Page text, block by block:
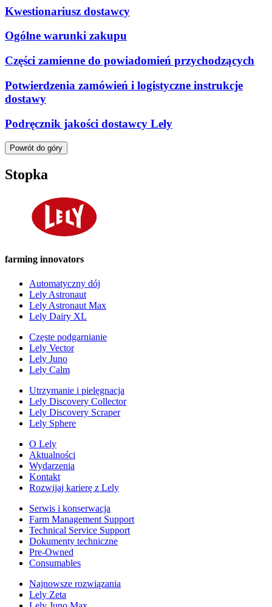
Kwestionariusz dostawcy
Ogólne warunki zakupu
Części zamienne do powiadomień przychodzących
Potwierdzenia zamówień i logistyczne instrukcje
dostawy
Podręcznik jakości dostawcy Lely
Powrót do góry
Stopka
farming innovators
Automatyczny dój
Lely Astronaut
Lely Astronaut Max
Lely Dairy XL
Częste podgarnianie
Lely Vector
Lely Juno
Lely Calm
Utrzymanie i pielęgnacja
Lely Discovery Collector
Lely Discovery Scraper
Lely Sphere
O Lely
Aktualności
Wydarzenia
Kontakt
Rozwijaj karierę z Lely
Serwis i konserwacja
Farm Management Support
Technical Service Support
Dokumenty techniczne
Pre-Owned
Consumables
Najnowsze rozwiązania
Lely Zeta